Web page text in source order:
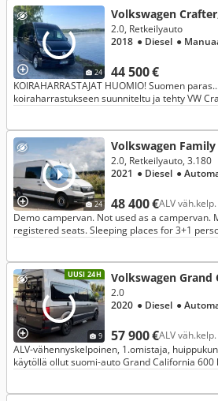
24
Volkswagen
44 500 €
2.0, Retkeilyauto
2018 ● Diesel ●
KOIRAHARRASTAJAT HUOMIO! Suomen paras... tai ainakin toiseksi paras
koiraharrastukseen suunniteltu ja tehty VW
24 48 400 €ALV väh.kelp.
2.0, Retkeilyauto, 3.180
2021 ● Diesel ●
Demo campervan. Not used as a campervan.
registered seats. Sleeping places for 3+1
UUSI 24H
9 57 900 €ALV väh.kelp.
2.0
2020 ● Diesel ●
ALV-vähennyskelpoinen, 1.omistaja,
käytöllä ollut suomi-auto Grand California